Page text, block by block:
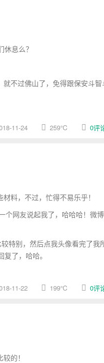
息么？
不过佛山了，免得跟保安斗智
11-24 259℃ 0评
料，不过，忙得不易乐乎！
个网友说起我了，哈哈哈！微
特别，然后点我头像看完了我
了，哈哈。
11-22 199℃ 0评
的！